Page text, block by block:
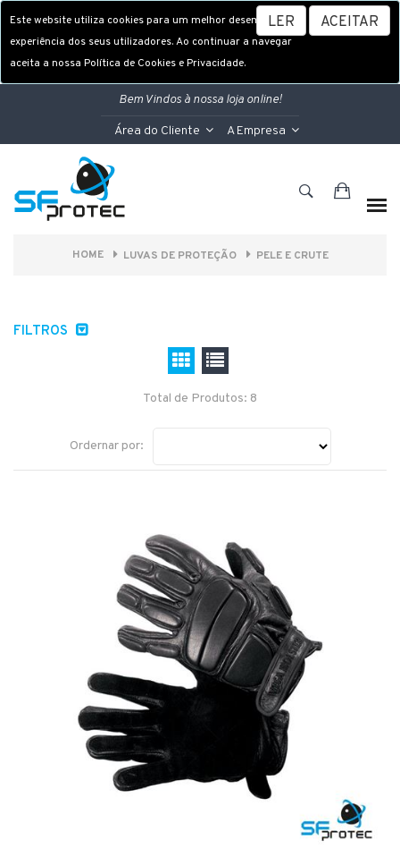
Este website utiliza cookies para um melhor desempenho e
experiência dos seus utilizadores. Ao continuar a navegar
aceita a nossa Política de Cookies e Privacidade.
LER ACEITAR
Bem Vindos à nossa loja online!
Área do Cliente A Empresa
HOME LUVAS DE PROTEÇÃO PELE E CRUTE
FILTROS
Total de Produtos: 8
Ordernar por: